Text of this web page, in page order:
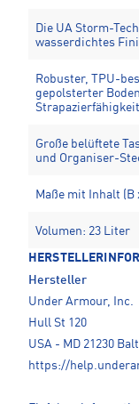
Die UA Storm-
wasserdichtes
Robuster, TPU-
gepolsterter
Große belüftete
und Organiser-
Maße mit Inhalt (B
Volumen: 23 Liter
Hersteller
Under Armour, Inc.
Hull St 120
USA - MD 21230
https://